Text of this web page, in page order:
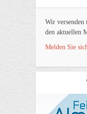
Wir
den aktuellen
Melden Sie